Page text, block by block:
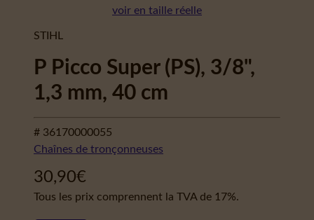
voir en taille réelle
STIHL
P Picco Super (PS), 3/8",
1,3 mm, 40 cm
# 36170000055
Chaînes de tronçonneuses
30,90€
Tous les prix comprennent la TVA de 17%.